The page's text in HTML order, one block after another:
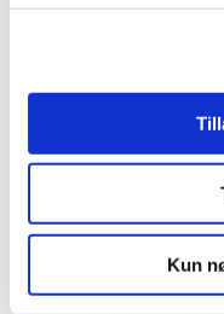
Kun
Som led i at forebygge
for lægemidler under
DHPC Prevymis
|3. september 2020|